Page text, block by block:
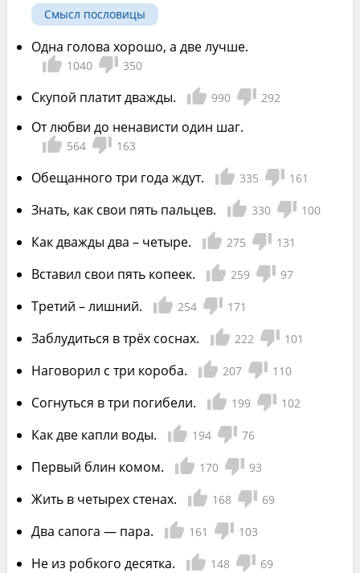
Смысл пословицы
Одна голова хорошо, а две лучше.
1040 350
Скупой платит дважды. 990 292
От любви до ненависти один шаг.
564 163
Обещанного три года ждут. 335 161
Знать, как свои пять пальцев. 330 100
Как дважды два – четыре. 275 131
Вставил свои пять копеек. 259 97
Третий – лишний. 254 171
Заблудиться в трёх соснах. 222 101
Наговорил с три короба. 207 110
Согнуться в три погибели. 199 102
Как две капли воды. 194 76
Первый блин комом. 170 93
Жить в четырех стенах. 168 69
Два сапога — пара. 161 103
Не из робкого десятка. 148 69